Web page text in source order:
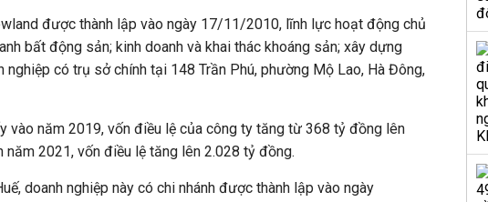
được thành lập vào ngày 17/11/2010, lĩnh lực hoạt động chủ
bất động sản; kinh doanh và khai thác khoáng sản; xây dựng
nghiệp có trụ sở chính tại 148 Trần Phú, phường Mộ Lao, Hà Đông,
vào năm 2019, vốn điều lệ của công ty tăng từ 368 tỷ đồng lên
năm 2021, vốn điều lệ tăng lên 2.028 tỷ đồng.
doanh nghiệp này có chi nhánh được thành lập vào ngày